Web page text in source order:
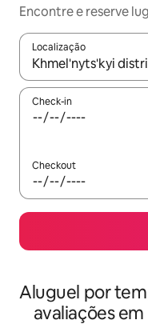
Encontre e reserve
Localização
Quando os
Check-in
Checkout
Aluguel por
avaliações